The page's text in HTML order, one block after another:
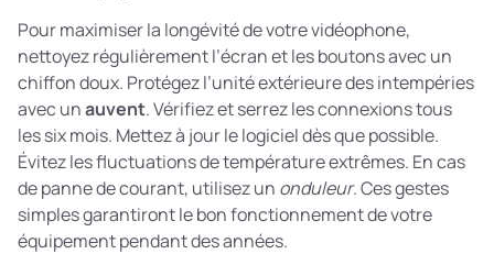
Pour maximiser la longévité de votre vidéophone,
nettoyez régulièrement l’écran et les boutons avec un
chiffon doux. Protégez l’unité extérieure des intempéries
avec unauvent. Vérifiez et serrez les connexions tous
les six mois. Mettez à jour le logiciel dès que possible.
Évitez les fluctuations de température extrêmes. En cas
de panne de courant, utilisez un onduleur. Ces gestes
simples garantiront le bon fonctionnement de votre
équipement pendant des années.